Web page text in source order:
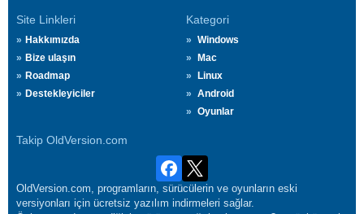
Site Linkleri
Hakkımızda
Bize ulaşın
Roadmap
Destekleyiciler
Kategori
Windows
Mac
Linux
Android
Oyunlar
Takip OldVersion.com
OldVersion.com, programların, sürücülerin ve oyunların eski
versiyonları için ücretsiz yazılım indirmeleri sağlar.